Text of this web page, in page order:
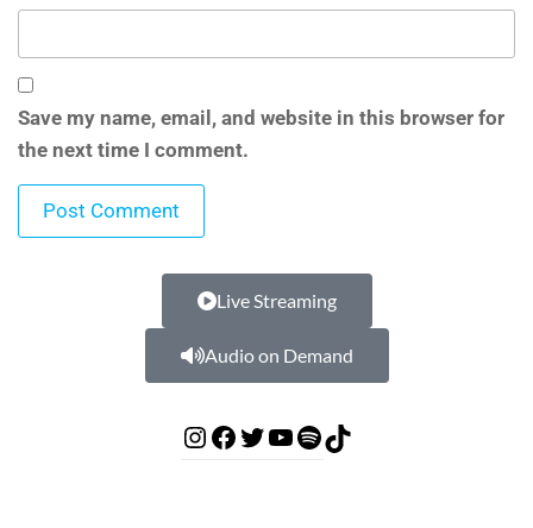
Save my name, email, and website in this browser for
the next time I comment.
Live Streaming
Audio on Demand